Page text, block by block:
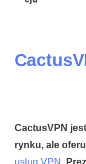
CactusVPN
rynku, ale
usług VPN.